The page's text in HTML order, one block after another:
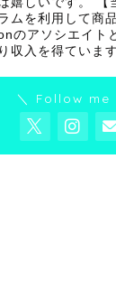
ムを利用して商
のアソシエイト
収入を得ています
＼ Follow me